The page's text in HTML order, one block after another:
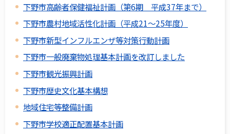
下野市高齢者保健福祉計画（第6期 平成37年まで）
下野市農村地域活性化計画（平成21～25年度）
下野市新型インフルエンザ等対策行動計画
下野市一般廃棄物処理基本計画を改訂しました
下野市観光振興計画
下野市歴史文化基本構想
地域住宅等整備計画
下野市学校適正配置基本計画